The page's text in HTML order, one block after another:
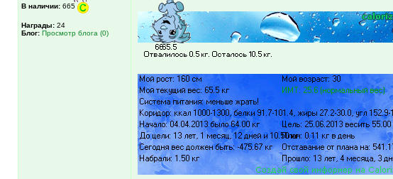
В наличии: 665
Награды: 24
Блог: Просмотр блога (0)